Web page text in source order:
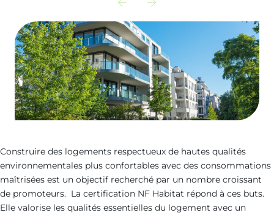
Découvrir
l‘actualité
précédente
:
diagnostic-
facades
Découvrir
suivante
:
optimisation-
energetique-
Construire des logements respectueux de hautes qualités
environnementales plus confortables avec des consommations
maîtrisées est un objectif recherché par un nombre croissant
de promoteurs. La certification NF Habitat répond à ces buts.
Elle valorise les qualités essentielles du logement avec un